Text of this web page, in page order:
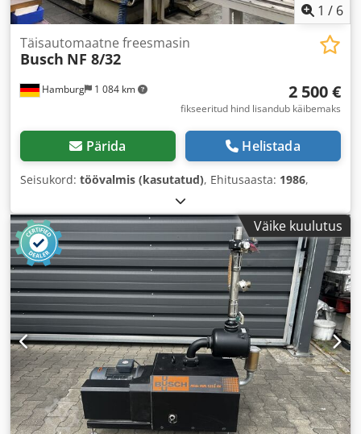
1 / 6
Hamburg 1 084 km
Täisautomaatne freesmasin
Busch NF 8/32
2 500 €
fikseeritud hind lisandub käibemaks
Pärida Helistada
Seisukord: töövalmis (kasutatud), Ehitusaasta: 1986,
Väike kuulutus